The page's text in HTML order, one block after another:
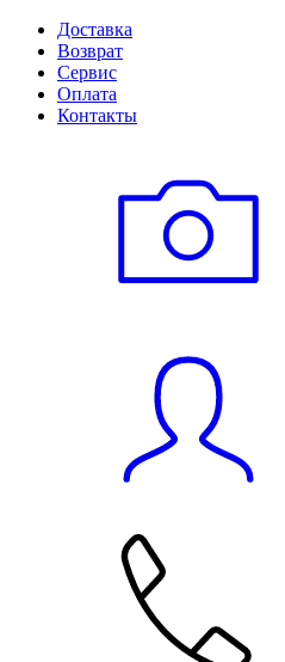
Доставка
Возврат
Сервис
Оплата
Контакты